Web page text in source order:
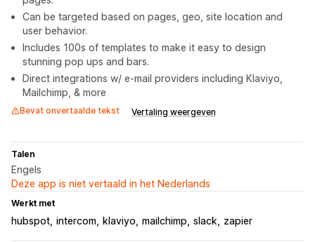
Can be targeted based on pages, geo, site location and
user behavior.
Includes 100s of templates to make it easy to design
stunning pop ups and bars.
Direct integrations w/ e-mail providers including Klaviyo,
Mailchimp, & more
Bevat onvertaalde tekst Vertaling weergeven
Talen
Engels
Deze app is niet vertaald in het Nederlands
Werkt met
hubspot intercom klaviyo mailchimp slack zapier